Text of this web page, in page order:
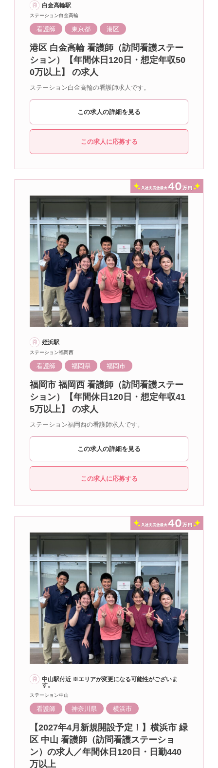
白金高輪駅
ステーション白金高輪
看護師 東京都 港区
港区 白金高輪 看護師（訪問看護ステー
ション）【年間休日120日・想定年収50
0万以上】 の求人
ステーション白金高輪の看護師求人です。
この求人の詳細を見る
この求人に応募する
姪浜駅
ステーション福岡西
看護師 福岡県 福岡市
福岡市 福岡西 看護師（訪問看護ステー
ション）【年間休日120日・想定年収41
5万以上】 の求人
ステーション福岡西の看護師求人です。
この求人の詳細を見る
この求人に応募する
中山駅付近 ※エリアが変更になる可能性がございま
す。
ステーション中山
看護師 神奈川県 横浜市
【2027年4月新規開設予定！】横浜市 緑
区 中山 看護師（訪問看護ステーショ
ン）の求人／年間休日120日・日勤440
万以上